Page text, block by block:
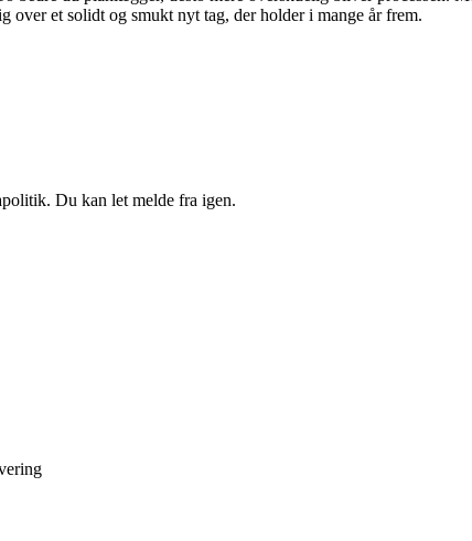
over et solidt og smukt nyt tag, der holder i mange år frem.
Du kan let melde fra igen.